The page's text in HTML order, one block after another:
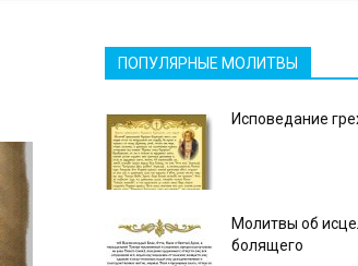
ПОПУЛЯРНЫЕ МОЛИТВЫ
Исповедание
Молитвы об
болящего